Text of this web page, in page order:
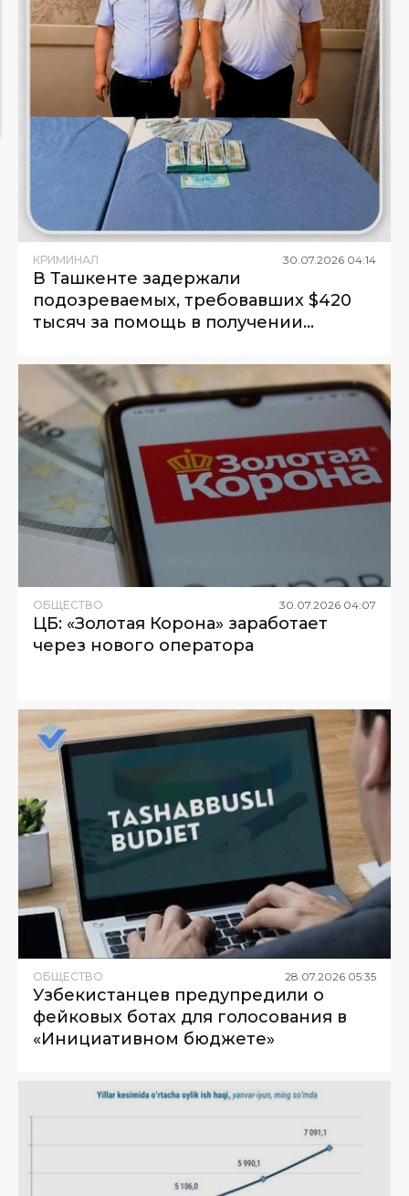
КРИМИНАЛ 30 07 2026 04:14
В Ташкенте задержали
подозреваемых, требовавших $420
тысяч за помощь в получении
ОБЩЕСТВО 30.07.2026 04:07
ЦБ: «Золотая Корона» заработает
через нового оператора
ОБЩЕСТВО 28 07 2026 05:35
Узбекистанцев предупредили о
фейковых ботах для голосования в
«Инициативном бюджете»